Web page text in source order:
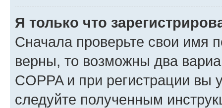
Я только что
Сначала проверьте свои имя
верны, то возможны два
COPPA и при регистрации вы
следуйте полученным